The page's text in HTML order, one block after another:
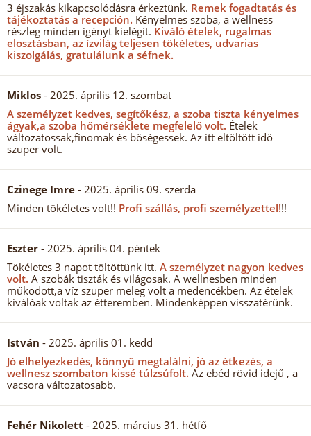
3 éjszakás kikapcsolódásra érkeztünk. Remek fogadtatás és
tájékoztatás a recepción. Kényelmes szoba, a wellness
részleg minden igényt kielégít. Kiváló ételek, rugalmas
elosztásban, az ízvilág teljesen tökéletes, udvarias
kiszolgálás, gratulálunk a séfnek.
Miklos - 2025. április 12. szombat
A személyzet kedves, segítőkész, a szoba tiszta kényelmes
ágyak,a szoba hőmérséklete megfelelő volt. Ételek
változatossak,finomak és bőségessek. Az itt eltöltött idö
szuper volt.
Czinege Imre - 2025. április 09. szerda
Minden tökéletes volt!! Profi szállás, profi személyzettel!!!
Eszter - 2025. április 04. péntek
Tökéletes 3 napot töltöttünk itt. A személyzet nagyon kedves
volt. A szobák tiszták és világosak. A wellnesben minden
működött,a víz szuper meleg volt a medencékben. Az ételek
kiválóak voltak az étteremben. Mindenképpen visszatérünk.
István - 2025. április 01. kedd
Jó elhelyezkedés, könnyű megtalálni, jó az étkezés, a
wellnesz szombaton kissé túlzsúfolt. Az ebéd rövid idejű , a
vacsora változatosabb.
Fehér Nikolett - 2025. március 31. hétfő